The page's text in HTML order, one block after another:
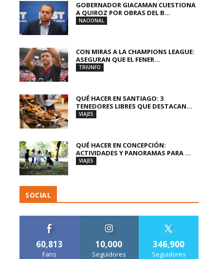
GOBERNADOR GIACAMAN CUESTIONA
A QUIROZ POR OBRAS DEL B...
NACIONAL
CON MIRAS A LA CHAMPIONS LEAGUE:
ASEGURAN QUE EL FENER...
TRIUNFO
QUÉ HACER EN SANTIAGO: 3
TENEDORES LIBRES QUE DESTACAN...
VIAJES
QUÉ HACER EN CONCEPCIÓN:
ACTIVIDADES Y PANORAMAS PARA ...
VIAJES
SOCIAL
60,813
Fans
10,000
Seguidores
346,900
Seguidores